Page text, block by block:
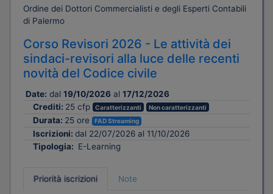
Ordine dei Dottori Commercialisti e degli Esperti Contabili
di Palermo
Corso Revisori 2026 - Le attività dei
sindaci-revisori alla luce delle recenti
novità del Codice civile
Date: dal 19/10/2026 al 17/12/2026
Crediti: 25 cfp Caratterizzanti Non caratterizzanti
Durata: 25 ore FAD Streaming
Iscrizioni: dal 22/07/2026 al 11/10/2026
Tipologia: E-Learning
Priorità iscrizioni
Note